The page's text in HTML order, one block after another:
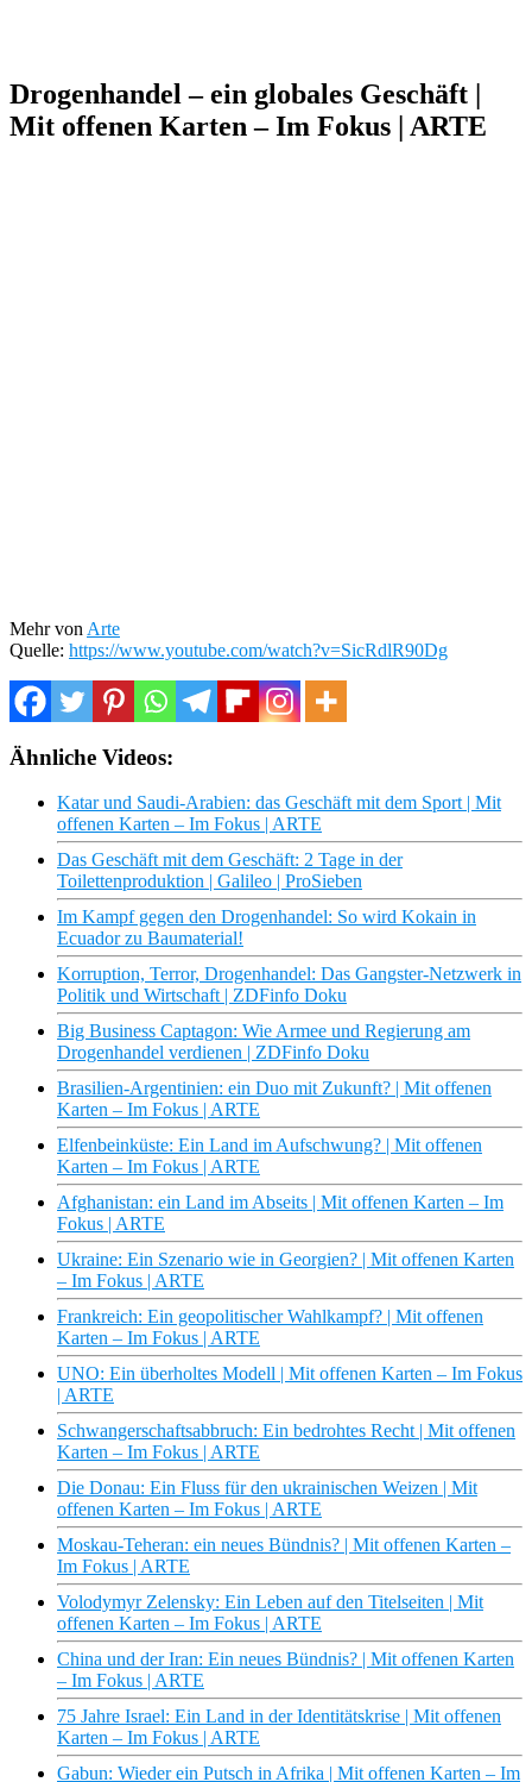
Drogenhandel – ein globales Geschäft |
Mit offenen Karten – Im Fokus | ARTE
Mehr von Arte
Quelle: https://www.youtube.com/watch?v=SicRdlR90Dg
Ähnliche Videos:
Katar und Saudi-Arabien: das Geschäft mit dem Sport | Mit
offenen Karten – Im Fokus | ARTE
Das Geschäft mit dem Geschäft: 2 Tage in der
Toilettenproduktion | Galileo | ProSieben
Im Kampf gegen den Drogenhandel: So wird Kokain in
Ecuador zu Baumaterial!
Korruption, Terror, Drogenhandel: Das Gangster-Netzwerk in
Politik und Wirtschaft | ZDFinfo Doku
Big Business Captagon: Wie Armee und Regierung am
Drogenhandel verdienen | ZDFinfo Doku
Brasilien-Argentinien: ein Duo mit Zukunft? | Mit offenen
Karten – Im Fokus | ARTE
Elfenbeinküste: Ein Land im Aufschwung? | Mit offenen
Karten – Im Fokus | ARTE
Afghanistan: ein Land im Abseits | Mit offenen Karten – Im
Fokus | ARTE
Ukraine: Ein Szenario wie in Georgien? | Mit offenen Karten
– Im Fokus | ARTE
Frankreich: Ein geopolitischer Wahlkampf? | Mit offenen
Karten – Im Fokus | ARTE
UNO: Ein überholtes Modell | Mit offenen Karten – Im Fokus
| ARTE
Schwangerschaftsabbruch: Ein bedrohtes Recht | Mit offenen
Karten – Im Fokus | ARTE
Die Donau: Ein Fluss für den ukrainischen Weizen | Mit
offenen Karten – Im Fokus | ARTE
Moskau-Teheran: ein neues Bündnis? | Mit offenen Karten –
Im Fokus | ARTE
Volodymyr Zelensky: Ein Leben auf den Titelseiten | Mit
offenen Karten – Im Fokus | ARTE
China und der Iran: Ein neues Bündnis? | Mit offenen Karten
– Im Fokus | ARTE
75 Jahre Israel: Ein Land in der Identitätskrise | Mit offenen
Karten – Im Fokus | ARTE
Gabun: Wieder ein Putsch in Afrika | Mit offenen Karten – Im